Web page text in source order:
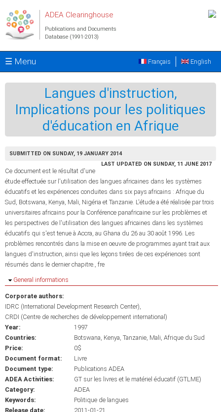
ADEA Clearinghouse
Publications and Documents
Database (1991-2013)
☰ Menu English
Français
Langues d'instruction,
Implications pour les politiques
d'éducation en Afrique
SUBMITTED ON SUNDAY, 19 JANUARY 2014
LAST UPDATED ON SUNDAY, 11 JUNE 2017
Ce document est le résultat d'une
étude effectuée sur l'utilisation des langues africaines dans les systèmes
éducatifs et les expériences conduites dans six pays africains : Afrique du
Sud, Botswana, Kenya, Mali, Nigéria et Tanzanie. L'étude a été réalisée par trois
universitaires africains pour la Conférence panafricaine sur les problèmes et
les perspectives de l'utilisation des langues africaines dans les systèmes
éducatifs qui s'est tenue à Accra, au Ghana du 26 au 30 août 1996. Les
problèmes rencontrés dans la mise en oeuvre de programmes ayant trait aux
langues d'instruction, ainsi que les leçons tirées de ces expériences sont
résumés dans le dernier chapitre., fre
Hide
General informations
Corporate authors:
IDRC (International Development Research Center)
CRDI (Centre de recherches de développement international)
Year:
1997
Countries:
Botswana Kenya Tanzanie Mali Afrique du Sud
Price:
0$
Document format:
Livre
Document type:
Publications ADEA
ADEA Activities:
GT sur les livres et le matériel éducatif (GTLME)
Category:
ADEA
Keywords:
Politique de langues
Release date:
2011-01-21